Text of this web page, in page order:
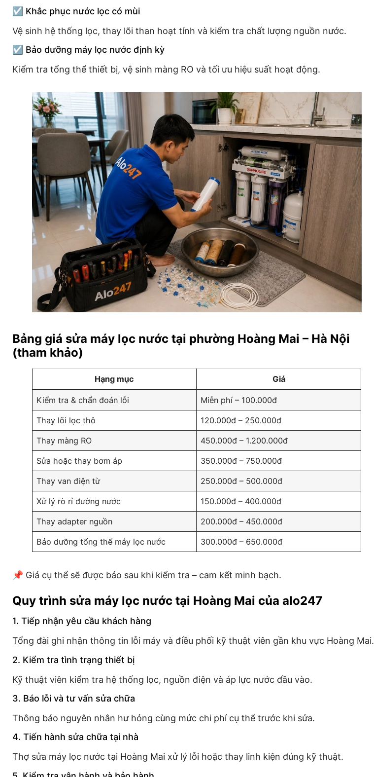
☑️ Khắc phục nước lọc có mùi
Vệ sinh hệ thống lọc, thay lõi than hoạt tính và kiểm tra chất lượng nguồn nước.
☑️ Bảo dưỡng máy lọc nước định kỳ
Kiểm tra tổng thể thiết bị, vệ sinh màng RO và tối ưu hiệu suất hoạt động.
Bảng giá sửa máy lọc nước tại phường Hoàng Mai – Hà Nội
(tham khảo)
Hạng mục Giá
Kiểm tra & chẩn đoán lỗi Miễn phí – 100.000đ
Thay lõi lọc thô 120.000đ – 250.000đ
Thay màng RO 450.000đ – 1.200.000đ
Sửa hoặc thay bơm áp 350.000đ – 750.000đ
Thay van điện từ 250.000đ – 500.000đ
Xử lý rò rỉ đường nước 150.000đ – 400.000đ
Thay adapter nguồn 200.000đ – 450.000đ
Bảo dưỡng tổng thể máy lọc nước 300.000đ – 650.000đ
📌 Giá cụ thể sẽ được báo sau khi kiểm tra – cam kết minh bạch.
Quy trình sửa máy lọc nước tại Hoàng Mai của alo247
1. Tiếp nhận yêu cầu khách hàng
Tổng đài ghi nhận thông tin lỗi máy và điều phối kỹ thuật viên gần khu vực Hoàng Mai.
2. Kiểm tra tình trạng thiết bị
Kỹ thuật viên kiểm tra hệ thống lọc, nguồn điện và áp lực nước đầu vào.
3. Báo lỗi và tư vấn sửa chữa
Thông báo nguyên nhân hư hỏng cùng mức chi phí cụ thể trước khi sửa.
4. Tiến hành sửa chữa tại nhà
Thợ sửa máy lọc nước tại Hoàng Mai xử lý lỗi hoặc thay linh kiện đúng kỹ thuật.